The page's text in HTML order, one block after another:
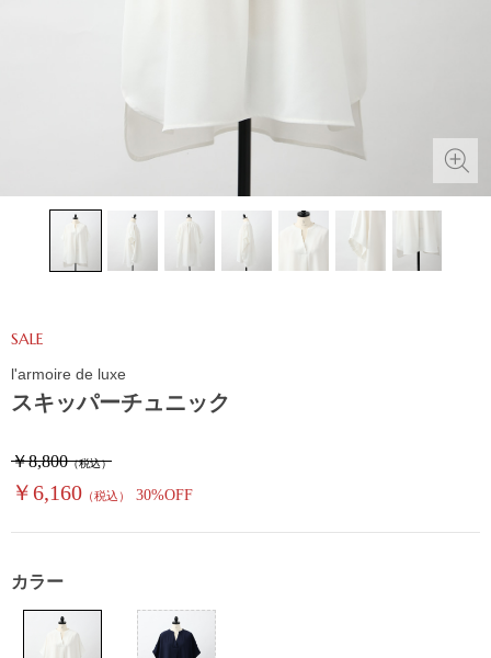
スキッパーチュニック
SALE
￥8,800（税込）
￥6,160 （税込） 30%OFF
l'armoire de luxe
カラー